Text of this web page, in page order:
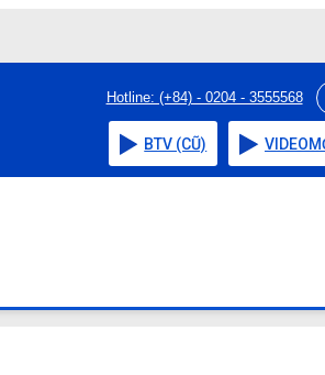
Hotline: (+84) - 0204 - 3555568
BTV (CŨ) VIDEO